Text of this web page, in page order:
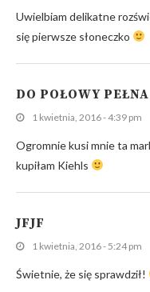
Uwielbiam delikatne
się pierwsze słoneczko
DO POŁOWY PEŁNA
1 kwietnia, 2016 - 4:39 pm
Ogromnie kusi mnie ta
kupiłam Kiehls
JFJF
1 kwietnia, 2016 - 5:24 pm
Świetnie, że się sprawdził!